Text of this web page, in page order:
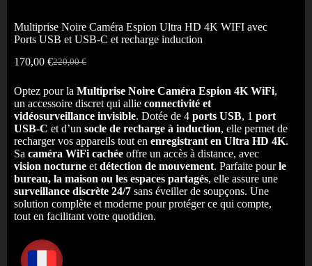
Multiprise Noire Caméra Espion Ultra HD 4K WIFI avec
Ports USB et USB-C et recharge induction
220,00€
170,00 €
Optez pour la Multiprise Noire Caméra Espion 4K WiFi,
un accessoire discret qui allie connectivité et
vidéosurveillance invisible. Dotée de 4 ports USB, 1 port
USB-C et d’un socle de recharge à induction, elle permet de
recharger vos appareils tout en enregistrant en Ultra HD 4K.
Sa caméra WiFi cachée offre un accès à distance, avec
vision nocturne et détection de mouvement. Parfaite pourle
bureau, la maison ou les espaces partagés, elle assure une
surveillance discrète 24/7 sans éveiller de soupçons. Une
solution complète et moderne pour protéger ce qui compte,
tout en facilitant votre quotidien.